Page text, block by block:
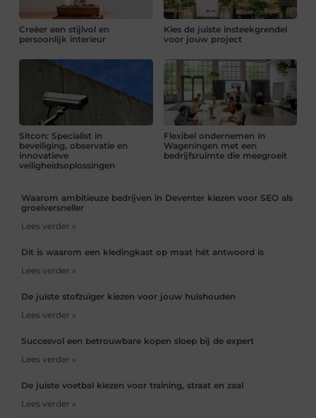
Creëer een stijlvol en
persoonlijk interieur
Kies de juiste insteekgrendel
voor jouw project
Sitcon: Specialist in
beveiliging, observatie en
innovatieve
veiligheidsoplossingen
Flexibel ondernemen in
Wageningen met een
bedrijfsruimte die meegroeit
Waarom ambitieuze bedrijven in Deventer kiezen voor SEO als
groeiversneller
Lees verder »
Dit is waarom een kledingkast op maat hét antwoord is
Lees verder »
De juiste stofzuiger kiezen voor jouw huishouden
Lees verder »
Succesvol een betrouwbare kopen sloep bij de expert
Lees verder »
De juiste voetbal kiezen voor training, straat en zaal
Lees verder »